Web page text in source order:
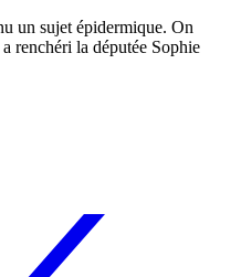
un sujet épidermique. On
renchéri la députée Sophie